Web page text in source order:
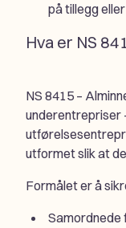
på tillegg
Hva er NS
NS 8415 –
underentrepriser
utformet slik at
Formålet er å
Samordnede